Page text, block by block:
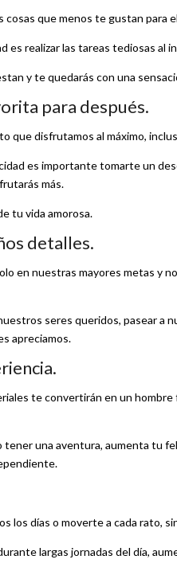
cosas que menos te gustan para
es realizar las tareas tediosas al
y te quedarás con una
para después.
que disfrutamos al máximo,
es importante tomarte un
más.
tu vida amorosa.
detalles.
en nuestras mayores metas y
seres queridos, pasear
apreciamos.
te convertirán en un
tener una aventura, aumenta tu
los días o moverte a cada rato,
largas jornadas del día,